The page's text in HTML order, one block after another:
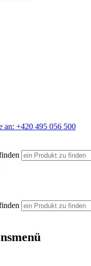
an: +420 495 056 500